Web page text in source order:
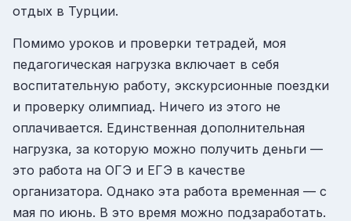
отдых в Турции.
Помимо уроков и проверки тетрадей, моя
педагогическая нагрузка включает в себя
воспитательную работу, экскурсионные поездки
и проверку олимпиад. Ничего из этого не
оплачивается. Единственная дополнительная
нагрузка, за которую можно получить деньги —
это работа на ОГЭ и ЕГЭ в качестве
организатора. Однако эта работа временная — с
мая по июнь. В это время можно подзаработать.